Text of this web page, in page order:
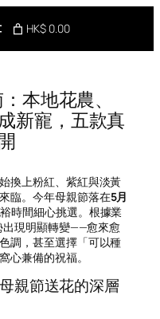
HK$ 0.00
本地花農、
新寵，五款真
換上粉紅、紫紅與淡黃
臨。今年母親節落在5月
時間細心挑選。根據業
出現明顯轉變——愈來愈
調，甚至選擇「可以種
心兼備的祝福。
親節送花的深層